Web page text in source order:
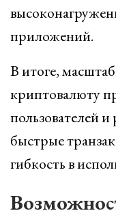
приложений.
В итоге,
криптовалюту
пользователей
быстрые
гибкость в